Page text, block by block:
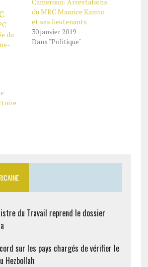
du
du MRC Maurice Kamto
et ses lieutenants
30 janvier 2019
Dans "Politique"
du Travail reprend le dossier
sur les pays chargés de vérifier le
Hezbollah